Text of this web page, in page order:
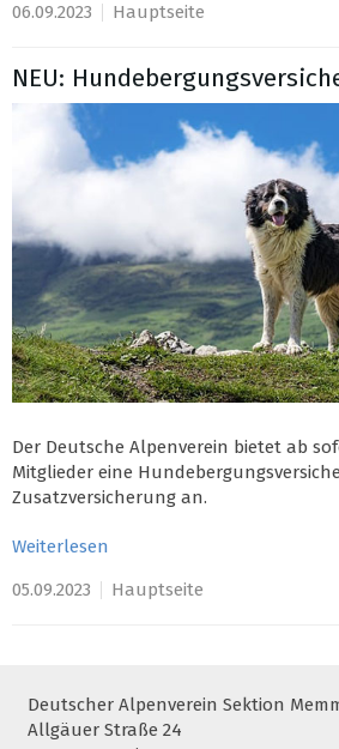
06.09.2023
Hauptseite
NEU:
Der Deutsche Alpenverein bietet ab
Mitglieder eine
Zusatzversicherung an.
Weiterlesen
05.09.2023
Hauptseite
Deutscher Alpenverein Sektion
Allgäuer Straße 24